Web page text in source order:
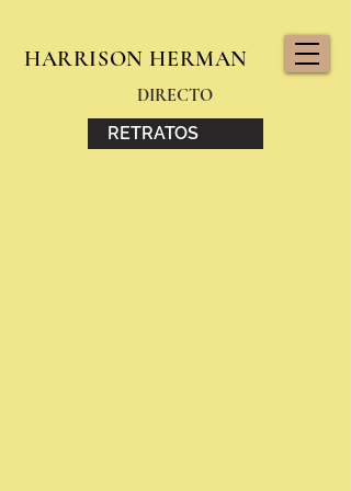
HARRISON HERMAN
DIRECTO
RETRATOS